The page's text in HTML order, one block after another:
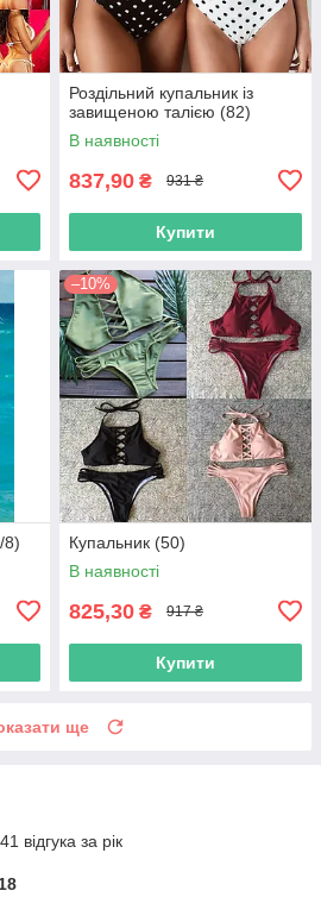
Роздільний купальник із
завищеною талією (82)
В наявності
837,90 ₴ 931 ₴
Купити
8)
–10%
Купальник (50)
В наявності
825,30 ₴ 917 ₴
Купити
ще
відгука за рік